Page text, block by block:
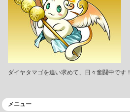
ダイヤタマゴを追い求めて、日々奮闘中です！
メニュー